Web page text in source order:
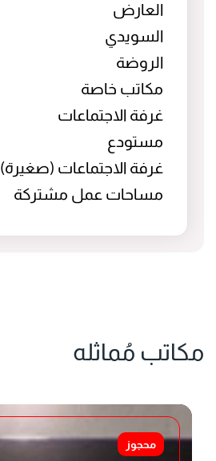
العارض
السويدي
الروضة
مكاتب خاصة
غرفة الاجتماعات
مستودع
غرفة الاجتماعات (صغيرة)
مساحات عمل مشتركة
مكاتب مُماثله
محجوز